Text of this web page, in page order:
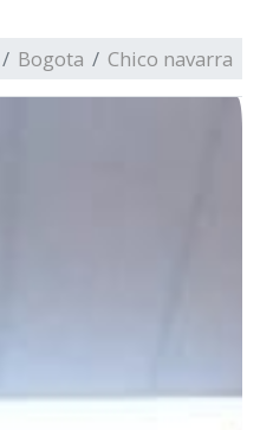
Bogota Chico navarra